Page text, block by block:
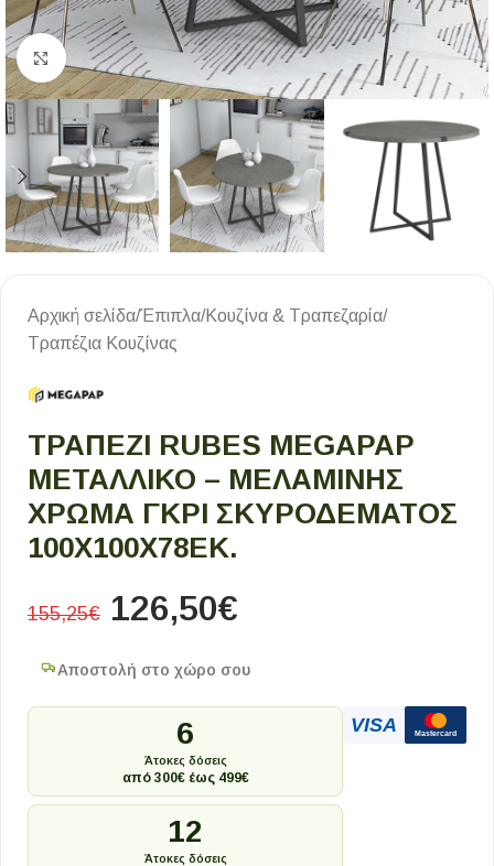
Κλικ για μεγέθυνση
Αρχική σελίδα/Έπιπλα/Κουζίνα & Τραπεζαρία/
Τραπέζια Κουζίνας
ΤΡΑΠΈΖΙ RUBES MEGAPAP
ΜΕΤΑΛΛΙΚΌ – ΜΕΛΑΜΊΝΗΣ
ΧΡΏΜΑ ΓΚΡΙ ΣΚΥΡΟΔΈΜΑΤΟΣ
100X100X78ΕΚ.
155,25€ 126,50€
Αποστολή στο χώρο σου
6
Άτοκες δόσεις
από 300€ έως 499€
12
Άτοκες δόσεις
VISA Mastercard